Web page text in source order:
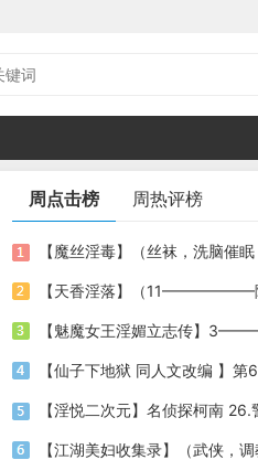
周点击榜 周热评榜